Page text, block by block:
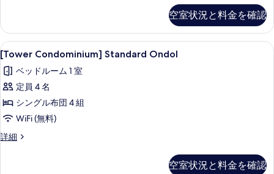
る
真
を
表
示
す
る
細
空室状況と料金を確認
[Tower
Condominium]
Standard
Ondol
の
す
べ
[Tower Condominium] Standard
6
[Tower Condominium] Standard Ondol
ベッドルーム 1 室
定員 4 名
シングル布団 4 組
WiFi (無料)
詳細
[Tower
空室状況と料金を確認